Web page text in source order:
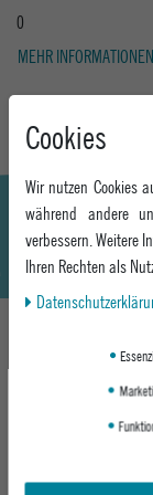
0
MEHR
DAS
Cookies
Wir nutzen Cookies
während andere
verbessern. Weitere
Ihren Rechten als